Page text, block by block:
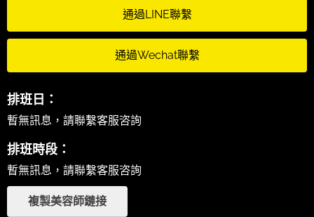
通過LINE聯繫
通過Wechat聯繫
排班日：
暫無訊息，請聯繫客服咨詢
排班時段：
暫無訊息，請聯繫客服咨詢
複製美容師鏈接